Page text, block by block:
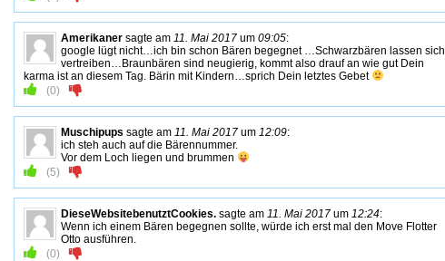
Amerikaner sagte am 11. Mai 2017 um 09:05:
google lügt nicht…ich bin schon Bären begegnet …Schwarzbären lassen sich
vertreiben…Braunbären sind neugierig, kommt also drauf an wie gut Dein
karma ist an diesem Tag. Bärin mit Kindern…sprich Dein letztes Gebet
(0)
Muschipups sagte am 11. Mai 2017 um 12:09:
ich steh auch auf die Bärennummer.
Vor dem Loch liegen und brummen
(5)
DieseWebsitebenutztCookies. sagte am 11. Mai 2017 um 12:24:
Wenn ich einem Bären begegnen sollte, würde ich erst mal den Move Flotter
Otto ausführen.
(0)